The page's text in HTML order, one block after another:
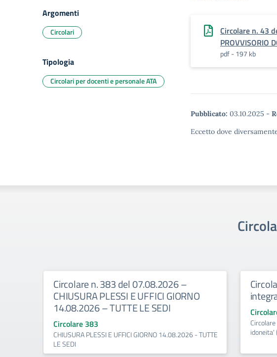
Circolare n. 43
PROVVISORIO
pdf - 197 kb
Pubblicato: 03.10.2025 -
Eccetto dove
Argomenti
Circolari
Tipologia
Circolari per docenti e personale ATA
Circolare n. 383 del 07.08.2026 –
CHIUSURA PLESSI E UFFICI GIORNO
14.08.2026 – TUTTE LE SEDI
Circolare 383
CHIUSURA PLESSI E UFFICI GIORNO 14.08.2026 - TUTTE
LE SEDI
idoneita'